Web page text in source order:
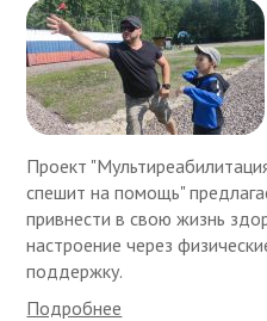
Проект
спешит на помощь"
привнести в свою жизнь
настроение через
поддержку.
Подробнее